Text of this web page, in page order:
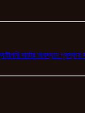
সার্ভার অবস্থানপুরস্কার